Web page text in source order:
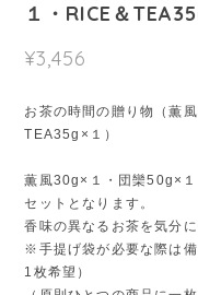
１・RICE＆
¥3,456
お茶の時間の贈り物（薫
TEA35g×１）
薫風30g×１・団欒50g×
セットとなります。
香味の異なるお茶を気分
※手提げ袋が必要な際は
1枚希望）